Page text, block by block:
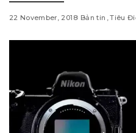
22 November, 2018 Bản tin Tiêu